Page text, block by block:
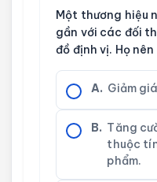
Một thương hiệu
gần với các đối
đồ định vị. Họ
A. Giảm
B. Tăng
thuộc
phẩm.